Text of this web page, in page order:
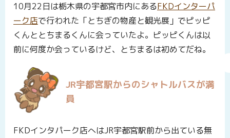
10月22日は栃木県の宇都宮市内にあるFKDインターパ
ーク店で行われた「とちぎの物産と観光展」でピッピ
くんととちまるくんに会っていたよ。ピッピくんは以
前に何度か会っているけど、とちまるは初めてだね。
JR宇都宮駅からのシャトルバスが満
員
FKDインタパーク店へはJR宇都宮駅前から出ている無